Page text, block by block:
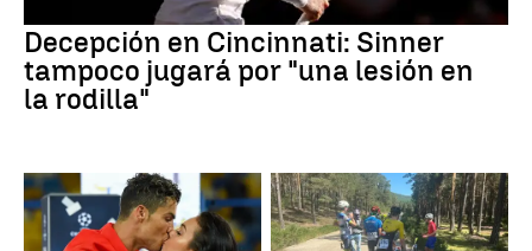
Decepción en Cincinnati: Sinner
tampoco jugará por "una lesión en
la rodilla"